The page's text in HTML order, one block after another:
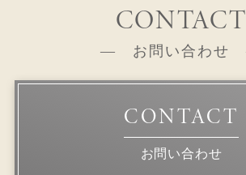
CONTACT
お問い合わせ